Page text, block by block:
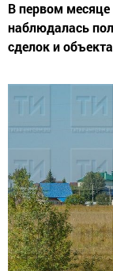
В первом
наблюдалась
сделок и